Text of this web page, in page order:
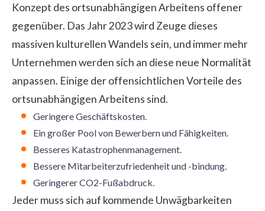
Konzept des ortsunabhängigen Arbeitens offener
gegenüber. Das Jahr 2023 wird Zeuge dieses
massiven kulturellen Wandels sein, und immer mehr
Unternehmen werden sich an diese neue Normalität
anpassen. Einige der offensichtlichen Vorteile des
ortsunabhängigen Arbeitens sind.
Geringere Geschäftskosten.
Ein großer Pool von Bewerbern und Fähigkeiten.
Besseres Katastrophenmanagement.
Bessere Mitarbeiterzufriedenheit und -bindung.
Geringerer CO2-Fußabdruck.
Jeder muss sich auf kommende Unwägbarkeiten